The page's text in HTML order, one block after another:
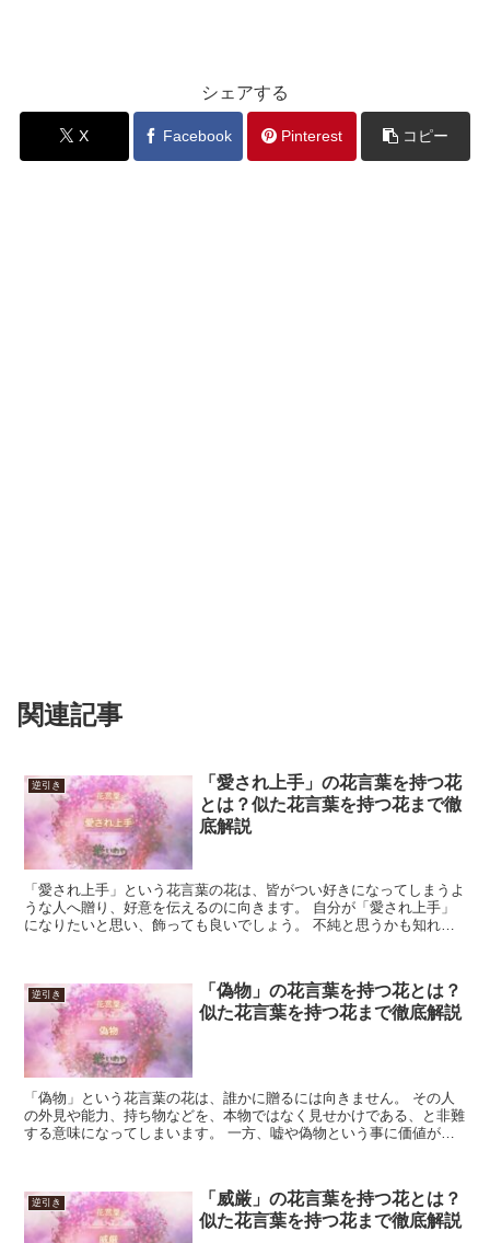
シェアする
X Facebook Pinterest コピー
関連記事
逆引き
「愛され上手」の花言葉を持つ花
とは？似た花言葉を持つ花まで徹
底解説
「愛され上手」という花言葉の花は、皆がつい好きになってしまうよ
うな人へ贈り、好意を伝えるのに向きます。 自分が「愛され上手」
になりたいと思い、飾っても良いでしょう。 不純と思うかも知れま
逆引き
「偽物」の花言葉を持つ花とは？
似た花言葉を持つ花まで徹底解説
「偽物」という花言葉の花は、誰かに贈るには向きません。 その人
の外見や能力、持ち物などを、本物ではなく見せかけである、と非難
する意味になってしまいます。 一方、嘘や偽物という事に価値があ
逆引き
「威厳」の花言葉を持つ花とは？
似た花言葉を持つ花まで徹底解説